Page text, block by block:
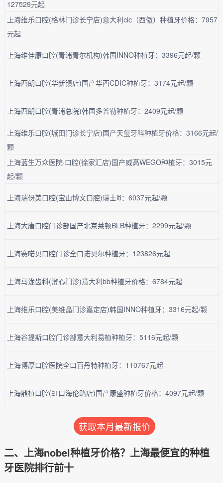
127529元起
上海维乐口腔(格林门诊长宁店)意大利cic（西傲）种植牙价格：7957
元起
上海维佳康口腔(青浦青尔机构)韩国INNO种植牙：3396元起/颗
上海西朗口腔(华新镇店)国产华西CDIC种植牙：3174元起/颗
上海西朗口腔(青浦总院)韩国多普勒种植牙：2409元起/颗
上海维乐口腔(城田门诊长宁店)国产天玺牙科种植牙价格：3166元起/
颗
上海蓝生万众医院·口腔(徐家汇店)国产威高WEGO种植牙：3015元
起/颗
上海瑞伢美口腔(宝山博文口腔)瑞士iti：6037元起/颗
上海大唐口腔门诊部国产北京莱顿BLB种植牙：2299元起/颗
上海赛喏贝口腔门诊全口诺贝尔种植牙：123826元起
上海马泷齿科(澄心门诊)意大利bb种植牙价格：6784元起
上海维乐口腔(美维晶门诊嘉定店)韩国INNO种植牙：3316元起/颗
上海谷提斯口腔门诊部意大利易植种植牙：5116元起/颗
上海博厚口腔医院全口百丹特种植牙：110767元起
上海鼎植口腔(虹口海伦路店)国产康盛种植牙价格：4097元起/颗
获取本月最新报价
二、上海nobel种植牙价格？上海最便宜的种植
牙医院排行前十